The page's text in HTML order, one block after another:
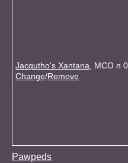
Jacqutho's Xantana , MCO n
Change/Remove
Pawpeds